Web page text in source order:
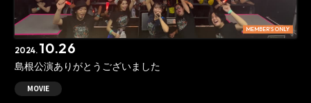
MEMBER'S ONLY
2024. 10.26
島根公演ありがとうございました
MOVIE